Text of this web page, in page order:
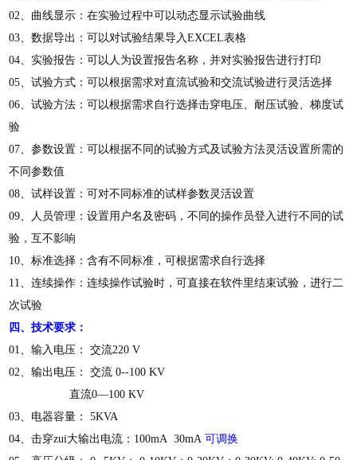
02、曲线显示：在实验过程中可以动态显示试验曲线
03、数据导出：可以对试验结果导入EXCEL表格
04、实验报告：可以人为设置报告名称，并对实验报告进行打印
05、试验方式：可以根据需求对直流试验和交流试验进行灵活选择
06、试验方法：可以根据需求自行选择击穿电压、耐压试验、梯度试
验
07、参数设置：可以根据不同的试验方式及试验方法灵活设置所需的
不同参数值
08、试样设置：可对不同标准的试样参数灵活设置
09、人员管理：设置用户名及密码，不同的操作员登入进行不同的试
验，互不影响
10、标准选择：含有不同标准，可根据需求自行选择
11、连续操作：连续操作试验时，可直接在软件里结束试验，进行二
次试验
四、技术要求：
01、输入电压： 交流220 V
02、输出电压： 交流 0--100 KV
直流0—100 KV
03、电器容量：5KVA
04、击穿zui大输出电流：100mA 30mA可调换